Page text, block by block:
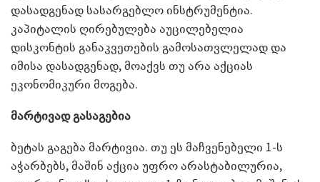
დასადგენად სასარგებლო ინსტრუმენტია.
კაპიტალის ღირებულება აუცილებელია
დისკონტის განაკვეთების გამოსათვლელად და
იმისა დასადგენად, მოაქვს თუ არა აქციას
ეკონომიკური მოგება.
მარტივად გასაგებია
ბეტას გაგება მარტივია. თუ ეს მაჩვენებელი 1-ს
აჭარბებს, მაშინ აქცია უფრო არასტაბილურია,